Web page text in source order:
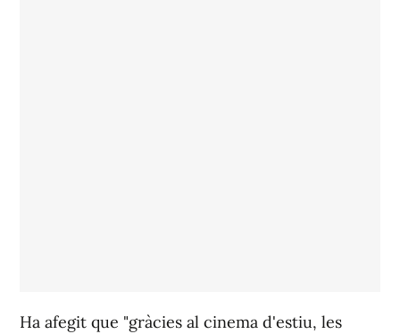
Ha afegit que "gràcies al cinema d'estiu, les